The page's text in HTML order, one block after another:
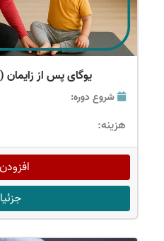
یوگای پس از زایمان
شروع دوره:
هزینه:
افزودن